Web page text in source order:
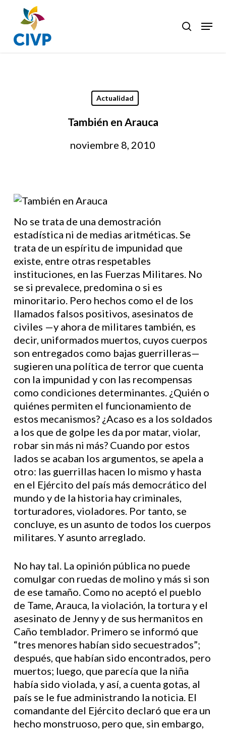
main
content
search
Menu
Actualidad
También en Arauca
noviembre 8, 2010
No se trata de una demostración
estadística ni de medias aritméticas. Se
trata de un espíritu de impunidad que
existe, entre otras respetables
instituciones, en las Fuerzas Militares. No
se si prevalece, predomina o si es
minoritario. Pero hechos como el de los
llamados falsos positivos, asesinatos de
civiles —y ahora de militares también, es
decir, uniformados muertos, cuyos cuerpos
son entregados como bajas guerrilleras—
sugieren una política de terror que cuenta
con la impunidad y con las recompensas
como condiciones determinantes. ¿Quién o
quiénes permiten el funcionamiento de
estos mecanismos? ¿Acaso es a los soldados
a los que de golpe les da por matar, violar,
robar sin más ni más? Cuando por estos
lados se acaban los argumentos, se apela a
otro: las guerrillas hacen lo mismo y hasta
en el Ejército del país más democrático del
mundo y de la historia hay criminales,
torturadores, violadores. Por tanto, se
concluye, es un asunto de todos los cuerpos
militares. Y asunto arreglado.
No hay tal. La opinión pública no puede
comulgar con ruedas de molino y más si son
de ese tamaño. Como no aceptó el pueblo
de Tame, Arauca, la violación, la tortura y el
asesinato de Jenny y de sus hermanitos en
Caño temblador. Primero se informó que
“tres menores habían sido secuestrados”;
después, que habían sido encontrados, pero
muertos; luego, que parecía que la niña
había sido violada, y así, a cuenta gotas, al
país se le fue administrando la noticia. El
comandante del Ejército declaró que era un
hecho monstruoso, pero que, sin embargo,
Close